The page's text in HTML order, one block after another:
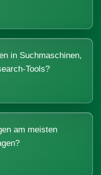
in Suchmaschinen,
Tools?
am meisten